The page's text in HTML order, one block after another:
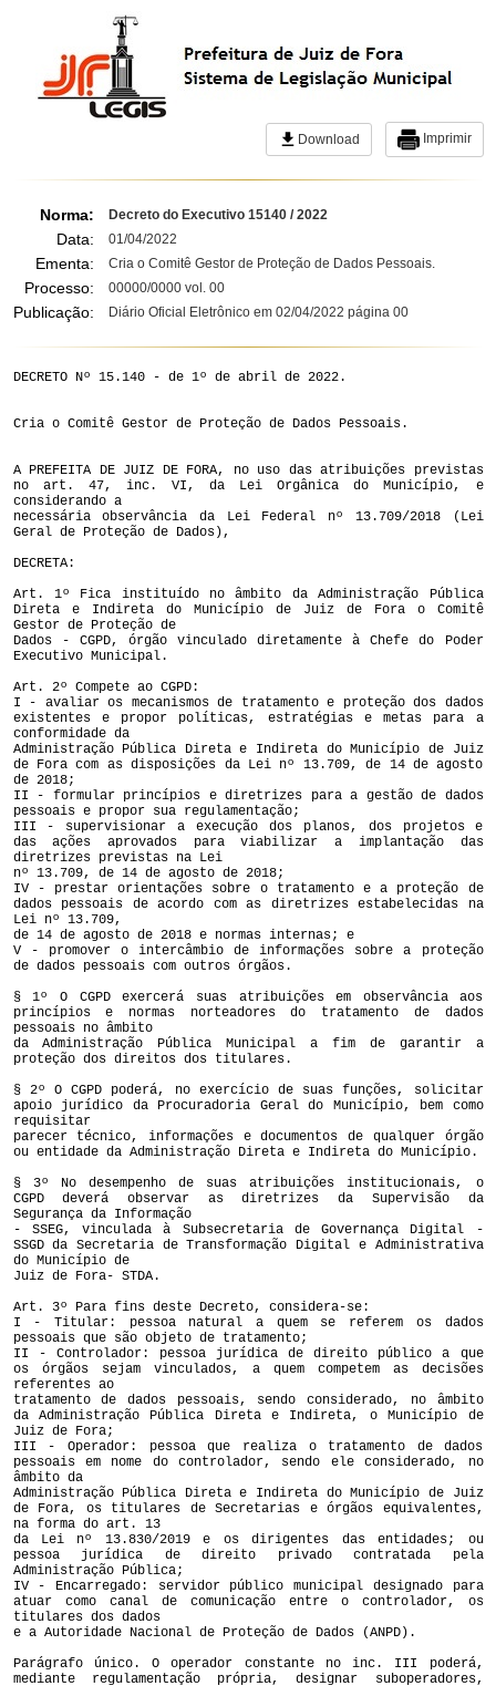
Download Imprimir
Norma: Decreto do Executivo 15140 / 2022
Data: 01/04/2022
Ementa: Cria o Comitê Gestor de Proteção de Dados Pessoais.
Processo: 00000/0000 vol. 00
Publicação: Diário Oficial Eletrônico em 02/04/2022 página 00
DECRETO Nº 15.140 - de 1º de abril de 2022.
Cria o Comitê Gestor de Proteção de Dados Pessoais.
A PREFEITA DE JUIZ DE FORA, no uso das atribuições previstas
no art. 47, inc. VI, da Lei Orgânica do Município, e
considerando a
necessária observância da Lei Federal nº 13.709/2018 (Lei
Geral de Proteção de Dados),
DECRETA:
Art. 1º Fica instituído no âmbito da Administração Pública
Direta e Indireta do Município de Juiz de Fora o Comitê
Gestor de Proteção de
Dados - CGPD, órgão vinculado diretamente à Chefe do Poder
Executivo Municipal.
Art. 2º Compete ao CGPD:
I - avaliar os mecanismos de tratamento e proteção dos dados
existentes e propor políticas, estratégias e metas para a
conformidade da
Administração Pública Direta e Indireta do Município de Juiz
de Fora com as disposições da Lei nº 13.709, de 14 de agosto
de 2018;
II - formular princípios e diretrizes para a gestão de dados
pessoais e propor sua regulamentação;
III - supervisionar a execução dos planos, dos projetos e
das ações aprovados para viabilizar a implantação das
diretrizes previstas na Lei
nº 13.709, de 14 de agosto de 2018;
IV - prestar orientações sobre o tratamento e a proteção de
dados pessoais de acordo com as diretrizes estabelecidas na
Lei nº 13.709,
de 14 de agosto de 2018 e normas internas; e
V - promover o intercâmbio de informações sobre a proteção
de dados pessoais com outros órgãos.
§ 1º O CGPD exercerá suas atribuições em observância aos
princípios e normas norteadores do tratamento de dados
pessoais no âmbito
da Administração Pública Municipal a fim de garantir a
proteção dos direitos dos titulares.
§ 2º O CGPD poderá, no exercício de suas funções, solicitar
apoio jurídico da Procuradoria Geral do Município, bem como
requisitar
parecer técnico, informações e documentos de qualquer órgão
ou entidade da Administração Direta e Indireta do Município.
§ 3º No desempenho de suas atribuições institucionais, o
CGPD deverá observar as diretrizes da Supervisão da
Segurança da Informação
- SSEG, vinculada à Subsecretaria de Governança Digital -
SSGD da Secretaria de Transformação Digital e Administrativa
do Município de
Juiz de Fora- STDA.
Art. 3º Para fins deste Decreto, considera-se:
I - Titular: pessoa natural a quem se referem os dados
pessoais que são objeto de tratamento;
II - Controlador: pessoa jurídica de direito público a que
os órgãos sejam vinculados, a quem competem as decisões
referentes ao
tratamento de dados pessoais, sendo considerado, no âmbito
da Administração Pública Direta e Indireta, o Município de
Juiz de Fora;
III - Operador: pessoa que realiza o tratamento de dados
pessoais em nome do controlador, sendo ele considerado, no
âmbito da
Administração Pública Direta e Indireta do Município de Juiz
de Fora, os titulares de Secretarias e órgãos equivalentes,
na forma do art. 13
da Lei nº 13.830/2019 e os dirigentes das entidades; ou
pessoa jurídica de direito privado contratada pela
Administração Pública;
IV - Encarregado: servidor público municipal designado para
atuar como canal de comunicação entre o controlador, os
titulares dos dados
e a Autoridade Nacional de Proteção de Dados (ANPD).
Parágrafo único. O operador constante no inc. III poderá,
mediante regulamentação própria, designar suboperadores,